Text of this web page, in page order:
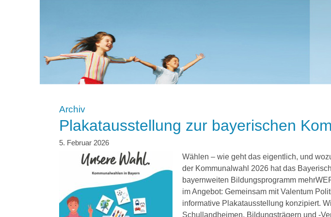
Archiv
Plakatausstellung zur bayerischen
Wählen – wie geht das eigentlich, und
der Kommunalwahl 2026 hat das
bayernweiten Bildungsprogramm
im Angebot: Gemeinsam mit Valentum
informative Plakatausstellung konzipiert.
Schullandheimen, Bildungsträgern und -